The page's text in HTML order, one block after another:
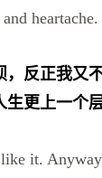
heartache.
，反正我又
更上一个
it.